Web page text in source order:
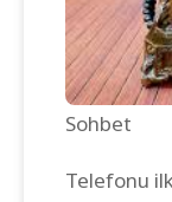
Sohbet
Telefonu